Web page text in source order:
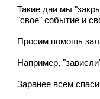
Такие дни мы
"свое" событие и
Просим помощь
Например,
Заранее всем